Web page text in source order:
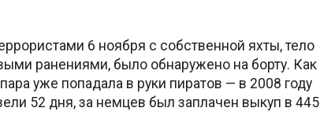
6 ноября с собственной яхты, тело
ранениями, было обнаружено на борту. Как
уже попадала в руки пиратов — в 2008 году
52 дня, за немцев был заплачен выкуп в 445